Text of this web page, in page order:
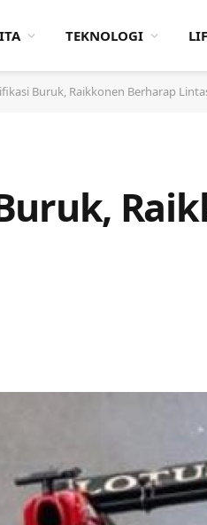
TEKNOLOGI
Buruk, Raikkonen Berharap